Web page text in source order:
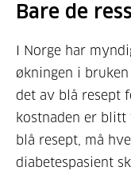
Bare de
I Norge har
økningen i
det av blå resept
kostnaden er blitt
blå resept, må
diabetespasient